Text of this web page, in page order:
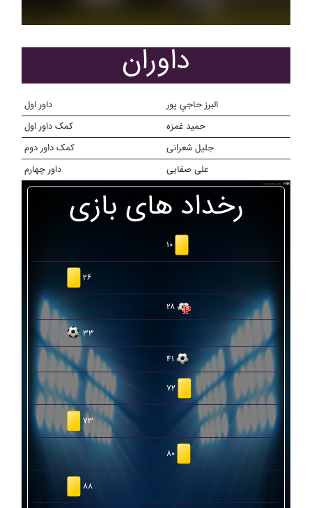
داوران
داور اول
البرز حاجي پور
کمک داور اول
حميد غمزه
کمک داور دوم
جلیل شعرانی
داور چهارم
علی صفایی
رخداد های بازی
۱۰
۲۶
۲۸
۳۳
۴۱
۷۲
۷۳
۸۰
۸۸